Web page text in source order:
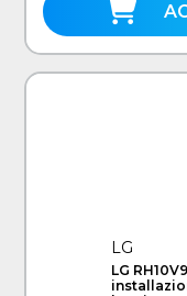
LG
LG